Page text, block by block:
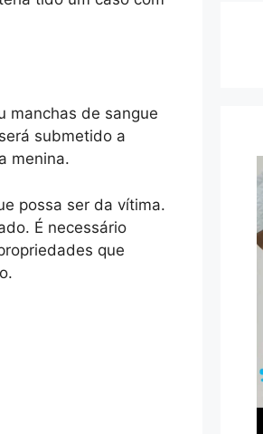
manchas de sangue
submetido a
menina.
possa ser da vítima.
É necessário
que